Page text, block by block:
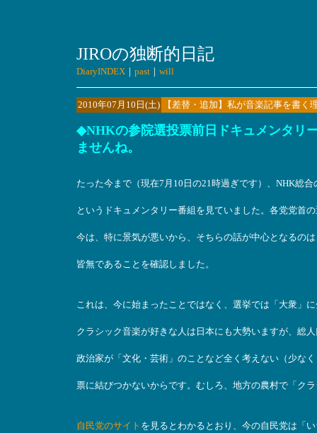
JIROの独断的日記
DiaryINDEX｜ past｜ will
2010年07月10日(土) 【差替・追加】私が音楽記事を書
◆NHKの参院選投票前日ドキュメンタリ
ませんね。
たった今まで（現在7月10日の21時過ぎです）、NHK総
というドキュメンタリー番組を見ていました。各党党首
今は、特に景気が悪いから、そちらの話が中心となるの
皆無であることを確認しました。
これは、今に始まったことではなく、選挙では「大衆」
クラシック音楽が好きな人は日本にも大勢いますが、総
政治家が「文化・芸術」のことなど全く考えない（少な
票に結びつかないからです。むしろ、地方の農村で「ク
自民党のサイト を見るとわかるとおり、今の自民党は「